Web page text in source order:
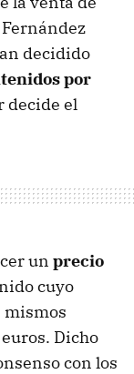
decidido
por
decide el
un precio
cuyo
mismos
Dicho
con los